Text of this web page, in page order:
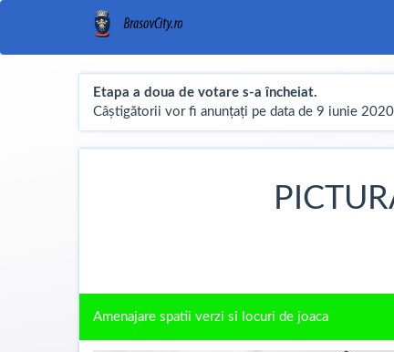
Etapa a doua de votare s-a încheiat.
Câștigătorii vor fi anunțați pe data de 9 iunie
Amenajare spatii verzi si locuri de joaca